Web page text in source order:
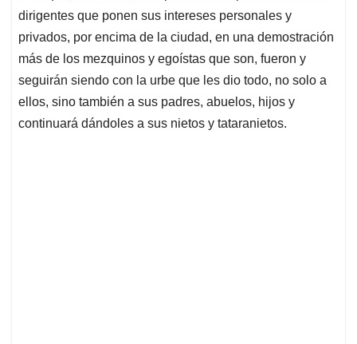
dirigentes que ponen sus intereses personales y
privados, por encima de la ciudad, en una demostración
más de los mezquinos y egoístas que son, fueron y
seguirán siendo con la urbe que les dio todo, no solo a
ellos, sino también a sus padres, abuelos, hijos y
continuará dándoles a sus nietos y tataranietos.